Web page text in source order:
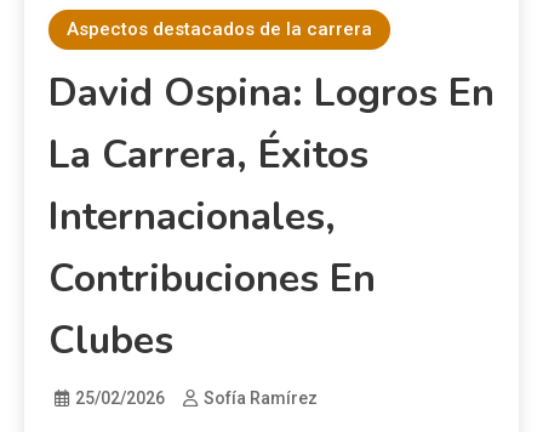
Aspectos destacados de la carrera
David Ospina: Logros En
La Carrera, Éxitos
Internacionales,
Contribuciones En
Clubes
25/02/2026 Sofía Ramírez